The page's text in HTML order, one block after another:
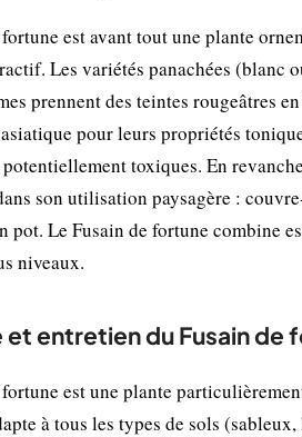
est avant tout une plante
Les variétés panachées (blanc
prennent des teintes rougeâtres
pour leurs propriétés
potentiellement toxiques. En
son utilisation paysagère :
pot. Le Fusain de fortune combine
niveaux.
et entretien du Fusain de
est une plante
à tous les types de sols